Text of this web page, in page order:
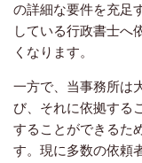
の詳細な要件を充足
している行政書士へ
くなります。
一方で、当事務所は
び、それに依拠する
することができるた
す。現に多数の依頼